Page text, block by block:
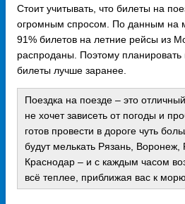
Стоит учитывать, что билеты на
огромным спросом. По данным на
91% билетов на летние рейсы из
распроданы. Поэтому планировать
билеты лучше заранее.
Поездка на поезде – это
не хочет зависеть от погоды и
готов провести в дороге чуть
будут мелькать Рязань, Воронеж,
Краснодар – и с каждым часом
всё теплее, приближая вас к морю.